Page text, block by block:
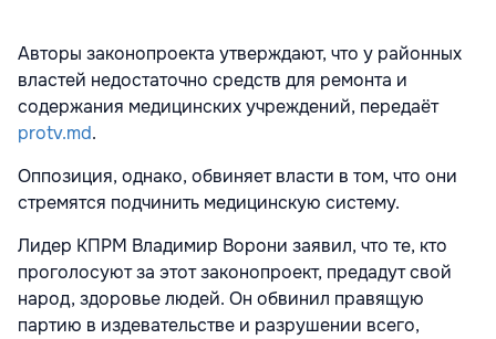
Авторы законопроекта утверждают, что у районных
властей недостаточно средств для ремонта и
содержания медицинских учреждений, передаёт
protv.md.
Оппозиция, однако, обвиняет власти в том, что они
стремятся подчинить медицинскую систему.
Лидер КПРМ Владимир Ворони заявил, что те, кто
проголосуют за этот законопроект, предадут свой
народ, здоровье людей. Он обвинил правящую
партию в издевательстве и разрушении всего,